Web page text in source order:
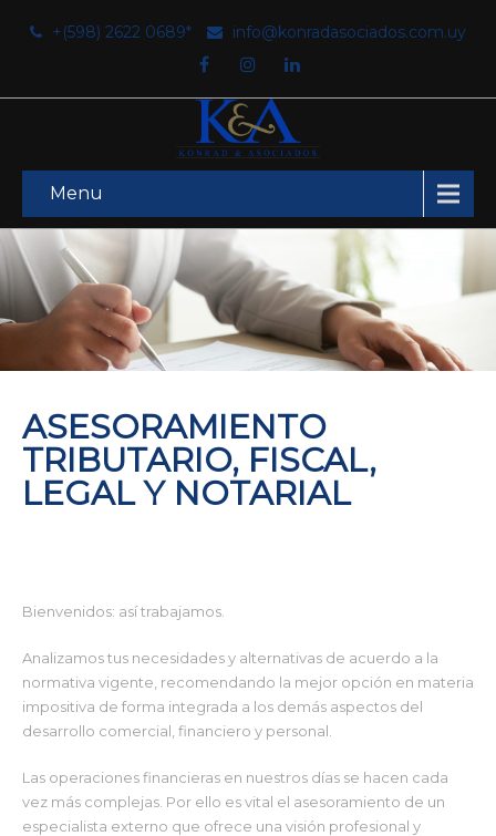
+(598) 2622 0689* info@konradasociados.com.uy
Menu
ASESORAMIENTO
TRIBUTARIO, FISCAL,
LEGAL Y NOTARIAL
Bienvenidos: así trabajamos.
Analizamos tus necesidades y alternativas de acuerdo a la
normativa vigente, recomendando la mejor opción en materia
impositiva de forma integrada a los demás aspectos del
desarrollo comercial, financiero y personal.
Las operaciones financieras en nuestros días se hacen cada
vez más complejas. Por ello es vital el asesoramiento de un
especialista externo que ofrece una visión profesional y